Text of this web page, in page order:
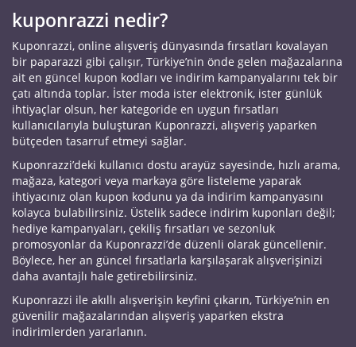
kuponrazzi nedir?
Kuponrazzi, online alışveriş dünyasında fırsatları kovalayan
bir paparazzi gibi çalışır, Türkiye’nin önde gelen mağazalarına
ait en güncel kupon kodları ve indirim kampanyalarını tek bir
çatı altında toplar. İster moda ister elektronik, ister günlük
ihtiyaçlar olsun, her kategoride en uygun fırsatları
kullanıcılarıyla buluşturan Kuponrazzi, alışveriş yaparken
bütçeden tasarruf etmeyi sağlar.
Kuponrazzi’deki kullanıcı dostu arayüz sayesinde, hızlı arama,
mağaza, kategori veya markaya göre listeleme yaparak
ihtiyacınız olan kupon kodunu ya da indirim kampanyasını
kolayca bulabilirsiniz. Üstelik sadece indirim kuponları değil;
hediye kampanyaları, çekiliş fırsatları ve sezonluk
promosyonlar da Kuponrazzi’de düzenli olarak güncellenir.
Böylece, her an güncel fırsatlarla karşılaşarak alışverişinizi
daha avantajlı hale getirebilirsiniz.
Kuponrazzi ile akıllı alışverişin keyfini çıkarın, Türkiye’nin en
güvenilir mağazalarından alışveriş yaparken ekstra
indirimlerden yararlanın.